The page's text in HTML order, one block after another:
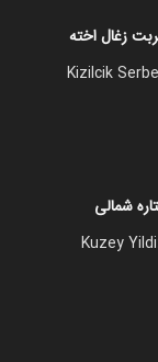
زغال اخته
Kizilcik
شمالی
Kuzey